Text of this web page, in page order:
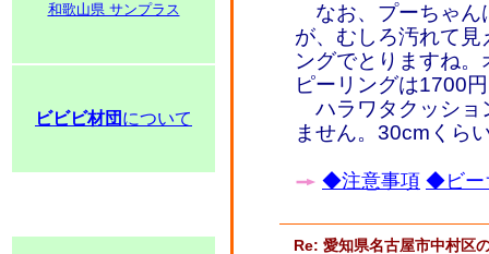
和歌山県 サンプラス
ビビビ材団 について
なお、プーちゃん
が、むしろ汚れて
ングでとりますね
ピーリングは1700
ハラワタクッショ
ません。30cmくら
◆注意事項 ◆ビー
Re: 愛知県名古屋市中村区